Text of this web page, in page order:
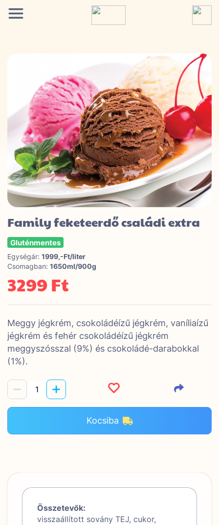
Family feketeerdő családi extra
Gluténmentes
Egységár: 1999,-Ft/liter
Csomagban: 1650ml/900g
3299 Ft
Meggy jégkrém, csokoládéízű jégkrém, vaníliaízű
jégkrém és fehér csokoládéízű jégkrém
meggyszósszal (9%) és csokoládé-darabokkal
(1%).
Kocsiba
Összetevők:
visszaállított sovány TEJ, cukor,